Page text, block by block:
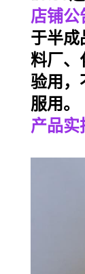
店铺公
于半成
料厂、
验用，
服用。
产品实